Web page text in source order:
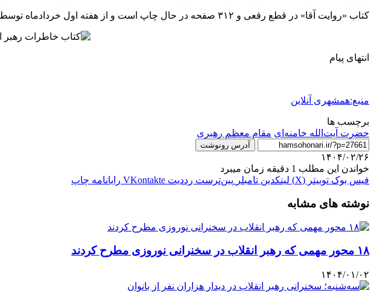
کتاب «روایت آقا» در قطع رقعی و ۳۱۲ صفحه در حال چاپ است و از هفته اول خردادماه توسط انتشارات انقلاب اسلامی در دسترس عموم علاقه‌مندان قرار می‌گیرد.
انتهای پیام
منبع:همشهری آنلاین
برچسب ها
حضرت آيت‌الله خامنه‌ای مقام معظم رهبری
آدرس رونوشت
۱۴۰۴/۰۲/۲۶
خواندن این مطلب 1 دقیقه زمان میبرد
فیس بوک توییتر (X) لینکدین ‫تامبلر ‫پین‌ترست ‫رددیت ‫VKontakte رایانامه چاپ
نوشته های مشابه
۱۸ محور مهمی که رهبر انقلاب در سخنرانی نوروزی مطرح کردند
۱۴۰۴/۰۱/۰۲